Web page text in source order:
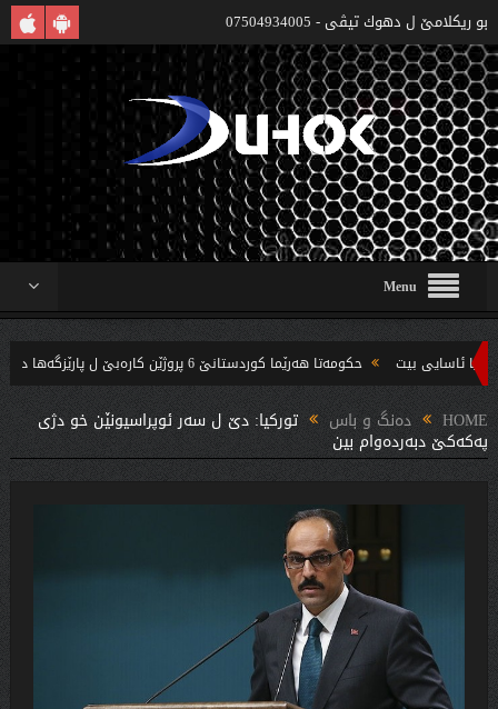
بو ريكلامێ ل دهوك تیڤی - 07504934005
Menu
حکومەتا هەرێما کوردستانێ 6 پروژێن کارەبێ ل پارێزگەها دهوکێ هنارتنه‌ قوناغا بجهئینانێ
بریار ده‌رئێخستن
HOME دەنگ و باس توركیا: دێ ل سه‌ر ئوپراسیونێن خو دژى
په‌كه‌كێ دبه‌رده‌وام بین